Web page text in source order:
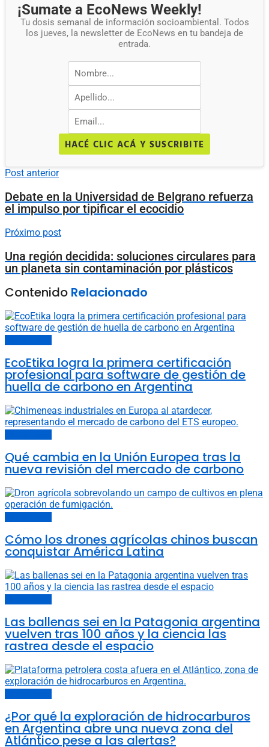
¡Sumate a EcoNews Weekly!
Tu dosis semanal de información socioambiental. Todos
los jueves, la newsletter de EcoNews en tu bandeja de
entrada.
HACÉ CLIC ACÁ Y SUSCRIBITE
Post anterior
Debate en la Universidad de Belgrano refuerza
el impulso por tipificar el ecocidio
Próximo post
Una región decidida: soluciones circulares para
un planeta sin contaminación por plásticos
Contenido Relacionado
EcoEtika logra la primera certificación
profesional para software de gestión de
huella de carbono en Argentina
Qué cambia en la Unión Europea tras la
nueva revisión del mercado de carbono
Cómo los drones agrícolas chinos buscan
conquistar América Latina
Las ballenas sei en la Patagonia argentina
vuelven tras 100 años y la ciencia las
rastrea desde el espacio
¿Por qué la exploración de hidrocarburos
en Argentina abre una nueva zona del
Atlántico pese a las alertas?